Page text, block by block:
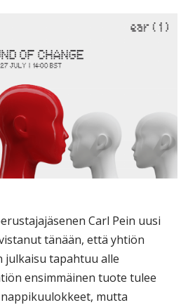
Carl Pein uusi
tänään, että yhtiön
julkaisu tapahtuu alle
ensimmäinen tuote tulee
mutta